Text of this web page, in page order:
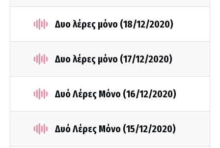
Δυο λέρες μόνο (18/12/2020)
Δυο λέρες μόνο (17/12/2020)
Δυό Λέρες Μόνο (16/12/2020)
Δυό Λέρες Μόνο (15/12/2020)